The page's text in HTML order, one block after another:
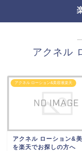
アクネル
アクネル ローション&美容液楽天
アクネル ローション&
を楽天でお探しの方へ